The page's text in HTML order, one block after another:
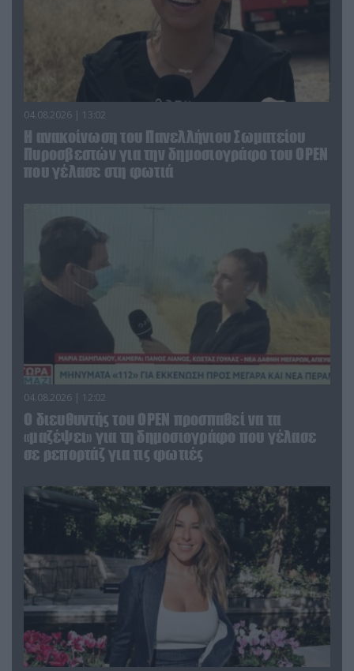
04.08.2026 | 13:02
Η ανακοίνωση του Πανελλήνιου Σωματείου
Πυροσβεστών για την δημοσιογράφο του OPEN
που γέλασε στη φωτιά
04.08.2026 | 12:02
O διευθυντής του OPEN προσπαθεί να τα
«μαζέψει» για τη δημοσιογράφο που γέλασε
σε ρεπορτάζ για τις φωτιές